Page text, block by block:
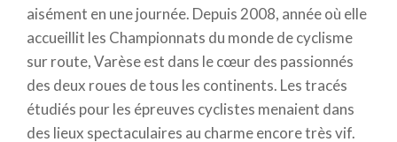
aisément en une journée. Depuis 2008, année où elle
accueillit les Championnats du monde de cyclisme
sur route, Varèse est dans le cœur des passionnés
des deux roues de tous les continents. Les tracés
étudiés pour les épreuves cyclistes menaient dans
des lieux spectaculaires au charme encore très vif.